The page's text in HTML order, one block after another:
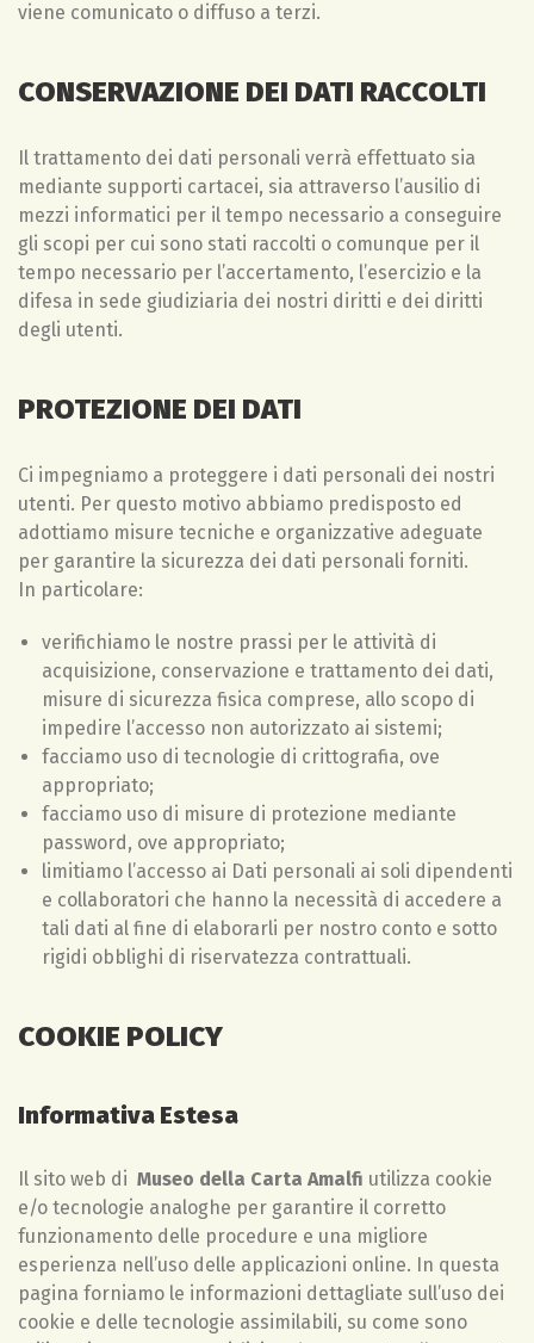
viene comunicato o diffuso a terzi.
CONSERVAZIONE DEI DATI RACCOLTI
Il trattamento dei dati personali verrà effettuato sia
mediante supporti cartacei, sia attraverso l’ausilio di
mezzi informatici per il tempo necessario a conseguire
gli scopi per cui sono stati raccolti o comunque per il
tempo necessario per l’accertamento, l’esercizio e la
difesa in sede giudiziaria dei nostri diritti e dei diritti
degli utenti.
PROTEZIONE DEI DATI
Ci impegniamo a proteggere i dati personali dei nostri
utenti. Per questo motivo abbiamo predisposto ed
adottiamo misure tecniche e organizzative adeguate
per garantire la sicurezza dei dati personali forniti.
In particolare:
verifichiamo le nostre prassi per le attività di
acquisizione, conservazione e trattamento dei dati,
misure di sicurezza fisica comprese, allo scopo di
impedire l’accesso non autorizzato ai sistemi;
facciamo uso di tecnologie di crittografia, ove
appropriato;
facciamo uso di misure di protezione mediante
password, ove appropriato;
limitiamo l’accesso ai Dati personali ai soli dipendenti
e collaboratori che hanno la necessità di accedere a
tali dati al fine di elaborarli per nostro conto e sotto
rigidi obblighi di riservatezza contrattuali.
COOKIE POLICY
Informativa Estesa
Il sito web di Museo della Carta Amalfi utilizza cookie
e/o tecnologie analoghe per garantire il corretto
funzionamento delle procedure e una migliore
esperienza nell’uso delle applicazioni online. In questa
pagina forniamo le informazioni dettagliate sull’uso dei
cookie e delle tecnologie assimilabili, su come sono